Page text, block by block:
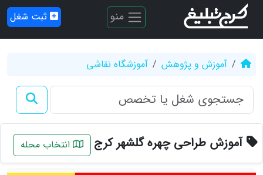
منو ثبت شغل
آموزش و پژوهش آموزشگاه نقاشی
آموزش طراحی چهره گلشهر کرج انتخاب محله